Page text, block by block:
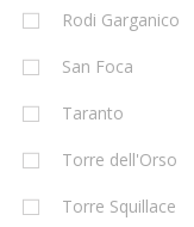
Rodi Garganico
San Foca
Taranto
Torre dell'Orso
Torre Squillace